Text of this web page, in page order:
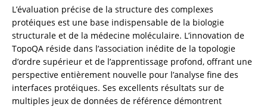
L’évaluation précise de la structure des complexes
protéiques est une base indispensable de la biologie
structurale et de la médecine moléculaire. L’innovation de
TopoQA réside dans l’association inédite de la topologie
d’ordre supérieur et de l’apprentissage profond, offrant une
perspective entièrement nouvelle pour l’analyse fine des
interfaces protéiques. Ses excellents résultats sur de
multiples jeux de données de référence démontrent